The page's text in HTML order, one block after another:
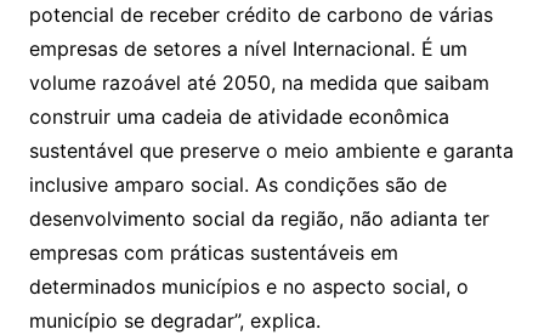
potencial de receber crédito de carbono de várias
empresas de setores a nível Internacional. É um
volume razoável até 2050, na medida que saibam
construir uma cadeia de atividade econômica
sustentável que preserve o meio ambiente e garanta
inclusive amparo social. As condições são de
desenvolvimento social da região, não adianta ter
empresas com práticas sustentáveis em
determinados municípios e no aspecto social, o
município se degradar”, explica.